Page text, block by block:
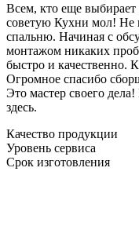
Всем, кто еще
советую Кухни мол! Не
спальню. Начиная с
монтажом никаких
быстро и качественно.
Огромное спасибо
Это мастер своего
здесь.
Качество продукции
Уровень сервиса
Срок изготовления